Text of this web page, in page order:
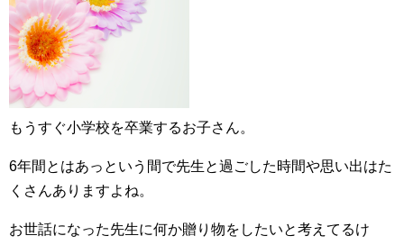
もうすぐ小学校を卒業するお子さん。
6年間とはあっという間で先生と過ごした時間や思い出はた
くさんありますよね。
お世話になった先生に何か贈り物をしたいと考えてるけ